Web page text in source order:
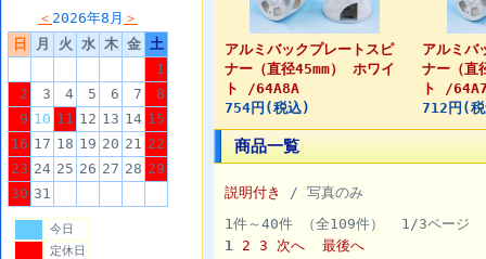
＜ 2026年8月 ＞
日
月 火 水 木 金 土
1
2
3 4 5 6 7
8
9 10 11 12 13 14 15
16 17 18 19 20 21 22
23 24 25 26 27 28 29
30 31
今日
定休日
アルミバックプレートスピ
ナー（直径45mm） ホワイ
ト /64A8A
754円(税込)
アルミバ
ナー（直
ト /
712円(
商品一覧
説明付き
/ 写真のみ
1件～40件 （全109件） 1/3ページ
1 2 3 次へ 最後へ